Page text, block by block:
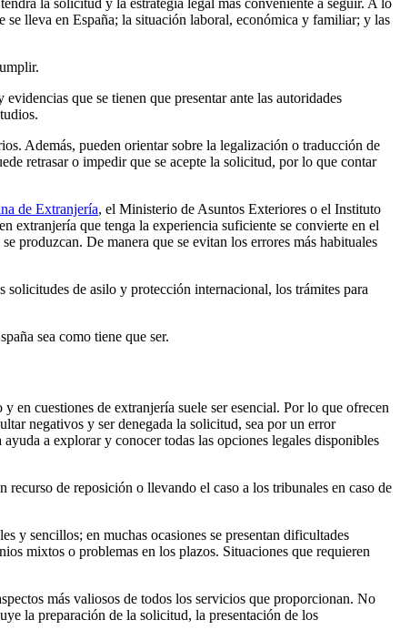
la solicitud y la estrategia legal más conveniente a seguir. A lo
se lleva en España; la situación laboral, económica y familiar; y las
que se tienen que presentar ante las autoridades
Además, pueden orientar sobre la legalización o traducción de
retrasar o impedir que se acepte la solicitud, por lo que contar
de Extranjería, el Ministerio de Asuntos Exteriores o el Instituto
extranjería que tenga la experiencia suficiente se convierte en el
produzcan. De manera que se evitan los errores más habituales
de asilo y protección internacional, los trámites para
sea como tiene que ser.
en cuestiones de extranjería suele ser esencial. Por lo que ofrecen
negativos y ser denegada la solicitud, sea por un error
a explorar y conocer todas las opciones legales disponibles
recurso de reposición o llevando el caso a los tribunales en caso de
y sencillos; en muchas ocasiones se presentan dificultades
mixtos o problemas en los plazos. Situaciones que requieren
más valiosos de todos los servicios que proporcionan. No
la preparación de la solicitud, la presentación de los